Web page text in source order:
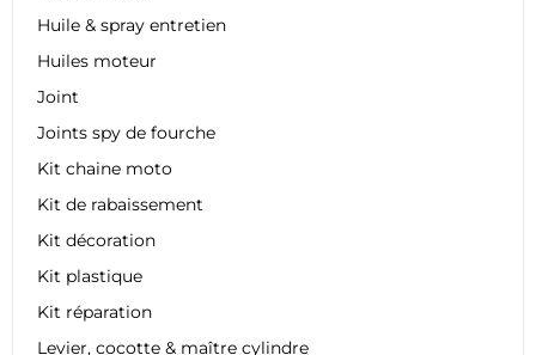
Huile & spray entretien
Huiles moteur
Joint
Joints spy de fourche
Kit chaine moto
Kit de rabaissement
Kit décoration
Kit plastique
Kit réparation
Levier, cocotte & maître cylindre